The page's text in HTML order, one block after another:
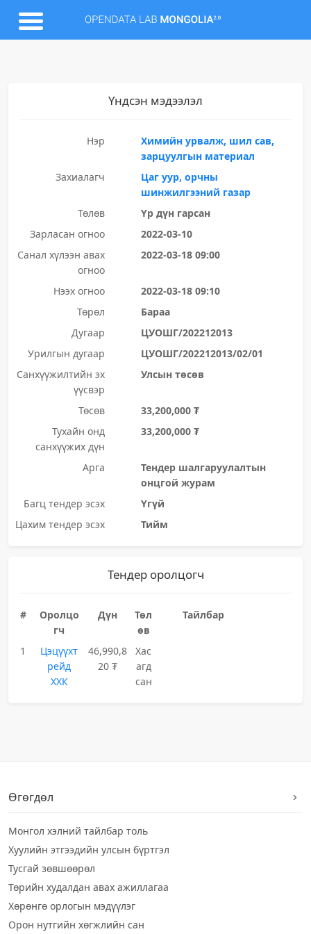
Үндсэн мэдээлэл
Нэр
Химийн урвалж, шил сав,
зарцуулгын материал
Захиалагч
Цаг уур, орчны
шинжилгээний газар
Төлөв
Үр дүн гарсан
Зарласан огноо
2022-03-10
Санал хүлээн авах
огноо
2022-03-18 09:00
Нээх огноо
2022-03-18 09:10
Төрөл
Бараа
Дугаар
ЦУОШГ/202212013
Урилгын дугаар
ЦУОШГ/202212013/02/01
Санхүүжилтийн эх
үүсвэр
Улсын төсөв
Төсөв
33,200,000 ₮
Тухайн онд
санхүүжих дүн
33,200,000 ₮
Арга
Тендер шалгаруулалтын
онцгой журам
Багц тендер эсэх
Үгүй
Цахим тендер эсэх
Тийм
Тендер оролцогч
#
Оролцо
гч
Дүн
Төл
өв
Тайлбар
1
Цэцүүхт
рейд
ХХК
46,990,8
20 ₮
Хас
агд
сан
Өгөгдөл
Монгол хэлний тайлбар толь
Хуулийн этгээдийн улсын бүртгэл
Тусгай зөвшөөрөл
Төрийн худалдан авах ажиллагаа
Хөрөнгө орлогын мэдүүлэг
Орон нутгийн хөгжлийн сан